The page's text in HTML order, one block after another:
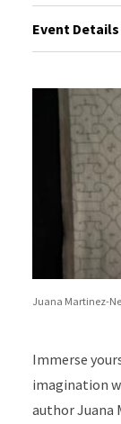
Event Details
Juana Martinez-
Immerse
imagination
author Juana